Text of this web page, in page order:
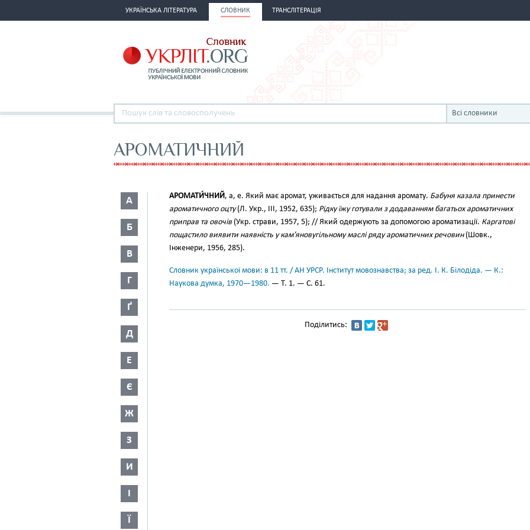
УКРАЇНСЬКА ЛІТЕРАТУРА СЛОВНИК ТРАНСЛІТЕРАЦІЯ
Всі словники
АРОМАТИЧНИЙ
А
Б
В
Г
Ґ
Д
Е
Є
Ж
З
И
І
Ї
АРОМАТИ́ЧНИЙ, а, е. Який має аромат, уживається для надання аромату. Бабуня казала принести
ароматичного оцту(Л. Укр., III, 1952, 635); Рідку їжу готували з додаванням багатьох ароматичних
приправ та овочів (Укр. страви, 1957, 5); // Який одержують за допомогою ароматизації. Каргатові
пощастило виявити наявність у кам’яновугільному маслі ряду ароматичних речовин(Шовк.,
Інженери, 1956, 285).
Словник української мови: в 11 тт. / АН УРСР. Інститут мовознавства; за ред. І. К. Білодіда. — К.:
Наукова думка, 1970—1980. — Т. 1. — С. 61.
Поділитись: